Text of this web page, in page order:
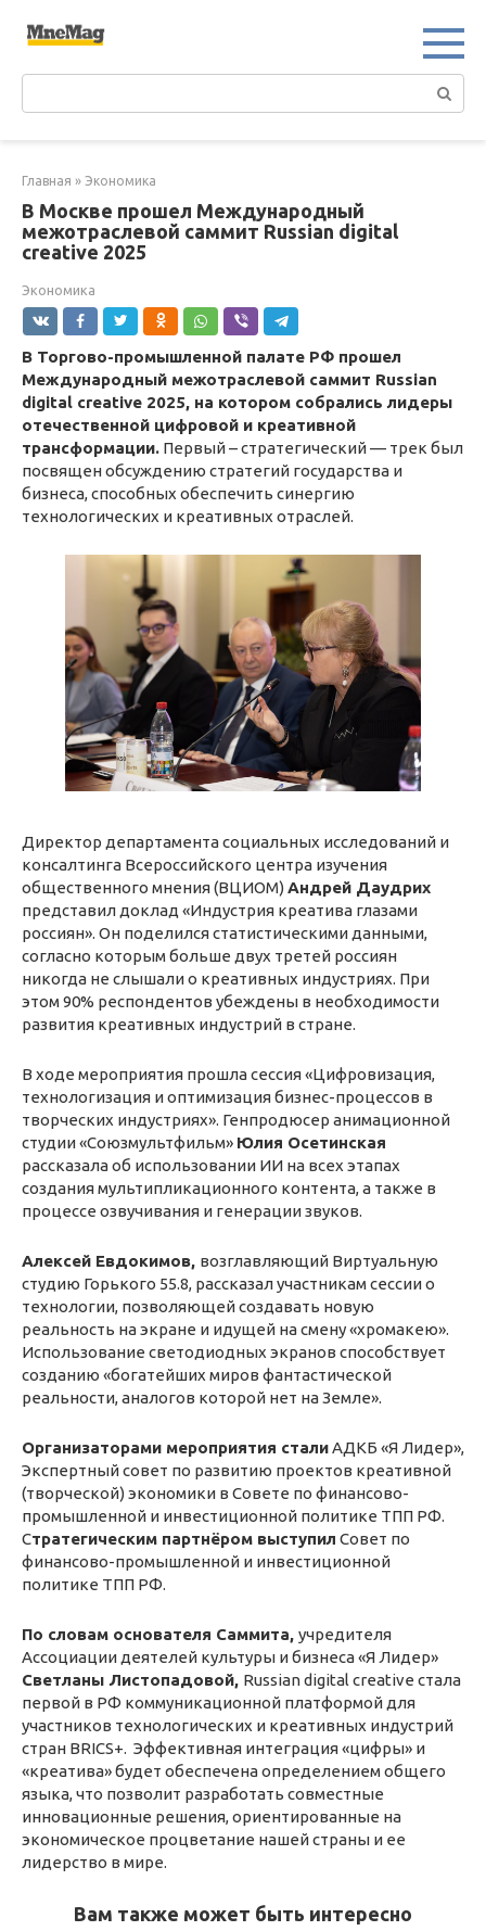
Главная » Экономика
В Москве прошел Международный
межотраслевой саммит Russian digital
creative 2025
Экономика
В Торгово-промышленной палате РФ прошел
Международный межотраслевой саммит Russian
digital creative 2025, на котором собрались лидеры
отечественной цифровой и креативной
трансформации. Первый – стратегический — трек был
посвящен обсуждению стратегий государства и
бизнеса, способных обеспечить синергию
технологических и креативных отраслей.
Директор департамента социальных исследований и
консалтинга Всероссийского центра изучения
общественного мнения (ВЦИОМ)Андрей Даудрих
представил доклад «Индустрия креатива глазами
россиян». Он поделился статистическими данными,
согласно которым больше двух третей россиян
никогда не слышали о креативных индустриях. При
этом 90% респондентов убеждены в необходимости
развития креативных индустрий в стране.
В ходе мероприятия прошла сессия «Цифровизация,
технологизация и оптимизация бизнес-процессов в
творческих индустриях». Генпродюсер анимационной
студии «Союзмультфильм» Юлия Осетинская
рассказала об использовании ИИ на всех этапах
создания мультипликационного контента, а также в
процессе озвучивания и генерации звуков.
Алексей Евдокимов, возглавляющий Виртуальную
студию Горького 55.8, рассказал участникам сессии о
технологии, позволяющей создавать новую
реальность на экране и идущей на смену «хромакею».
Использование светодиодных экранов способствует
созданию «богатейших миров фантастической
реальности, аналогов которой нет на Земле».
Организаторами мероприятия сталиАДКБ «Я Лидер»,
Экспертный совет по развитию проектов креативной
(творческой) экономики в Совете по финансово-
промышленной и инвестиционной политике ТПП РФ.
Стратегическим партнёром выступил Совет по
финансово-промышленной и инвестиционной
политике ТПП РФ.
По словам основателя Саммита, учредителя
Ассоциации деятелей культуры и бизнеса «Я Лидер»
Светланы Листопадовой, Russian digital creative стала
первой в РФ коммуникационной платформой для
участников технологических и креативных индустрий
стран BRICS+. Эффективная интеграция «цифры» и
«креатива» будет обеспечена определением общего
языка, что позволит разработать совместные
инновационные решения, ориентированные на
экономическое процветание нашей страны и ее
лидерство в мире.
Вам также может быть интересно